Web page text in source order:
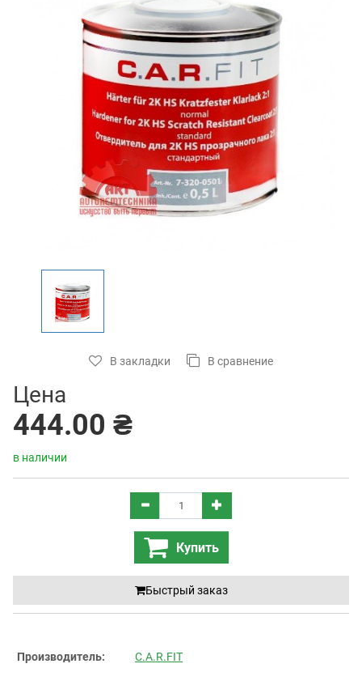
В закладки В сравнение
Цена
444.00 ₴
в наличии
Купить
Быстрый заказ
Производитель: C.A.R.FIT